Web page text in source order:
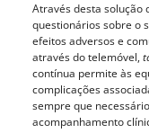
Através desta solução
questionários sobre o
efeitos adversos e
através do telemóvel,
contínua permite às
complicações
sempre que
acompanhamento